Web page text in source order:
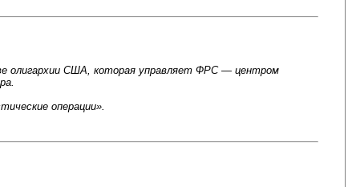
олигархии США, которая управляет ФРС — центром
операции».